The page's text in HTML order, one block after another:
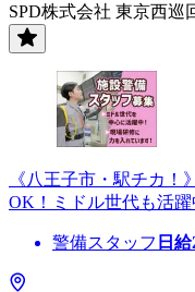
SPD株式会社 東京西巡
《八王子市・駅チカ！
OK！ミドル世代も活
警備スタッフ 日給